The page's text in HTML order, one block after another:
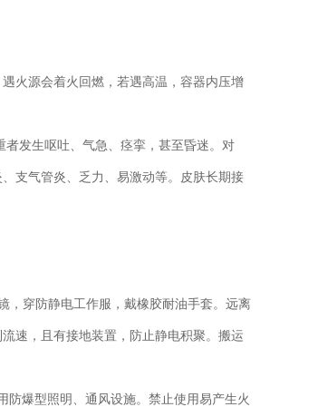
遇火源会着火回燃，若遇高温，容器内压增
发生呕吐、气急、痉挛，甚至昏迷。对
气管炎、乏力、易激动等。皮肤长期接
穿防静电工作服，戴橡胶耐油手套。远离
速，且有接地装置，防止静电积聚。搬运
防爆型照明、通风设施。禁止使用易产生火